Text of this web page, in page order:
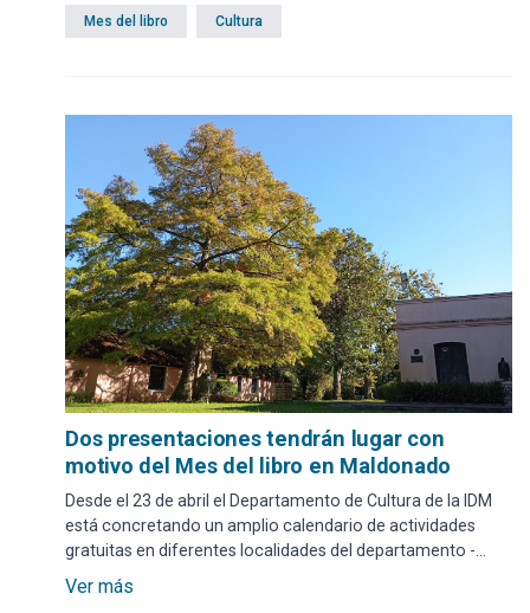
Mes del libro Cultura
Dos presentaciones tendrán lugar con
motivo del Mes del libro en Maldonado
Desde el 23 de abril el Departamento de Cultura de la IDM
está concretando un amplio calendario de actividades
gratuitas en diferentes localidades del departamento -
Maldonado, Punta del Este, San Carlos, Solís Grande, y
Ver más